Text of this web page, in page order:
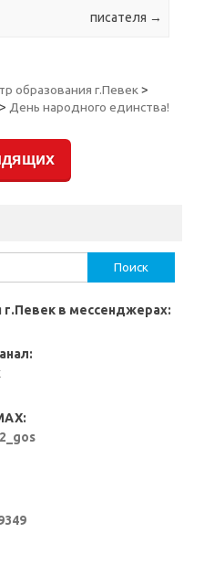
писателя →
образования г.Певек>
> День народного единства!
в мессенджерах: